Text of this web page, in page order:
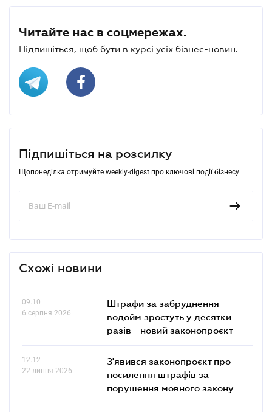
Читайте нас в соцмережах.
Підпишіться, щоб бути в курсі усіх бізнес-новин.
Підпишіться на розсилку
Щопонеділка отримуйте weekly-digest про ключові події бізнесу
Схожі новини
09.10
6 серпня 2026
Штрафи за забруднення
водойм зростуть у десятки
разів - новий законопроєкт
12.12
22 липня 2026
З'явився законопроєкт про
посилення штрафів за
порушення мовного закону